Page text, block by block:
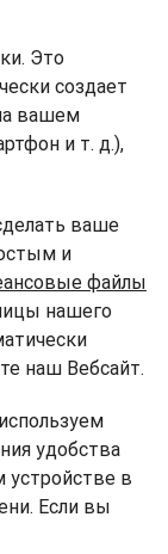
Это
создает
вашем
и т. д.),
ваше
и
файлы
нашего
наш Вебсайт.
удобства
устройстве в
Если вы